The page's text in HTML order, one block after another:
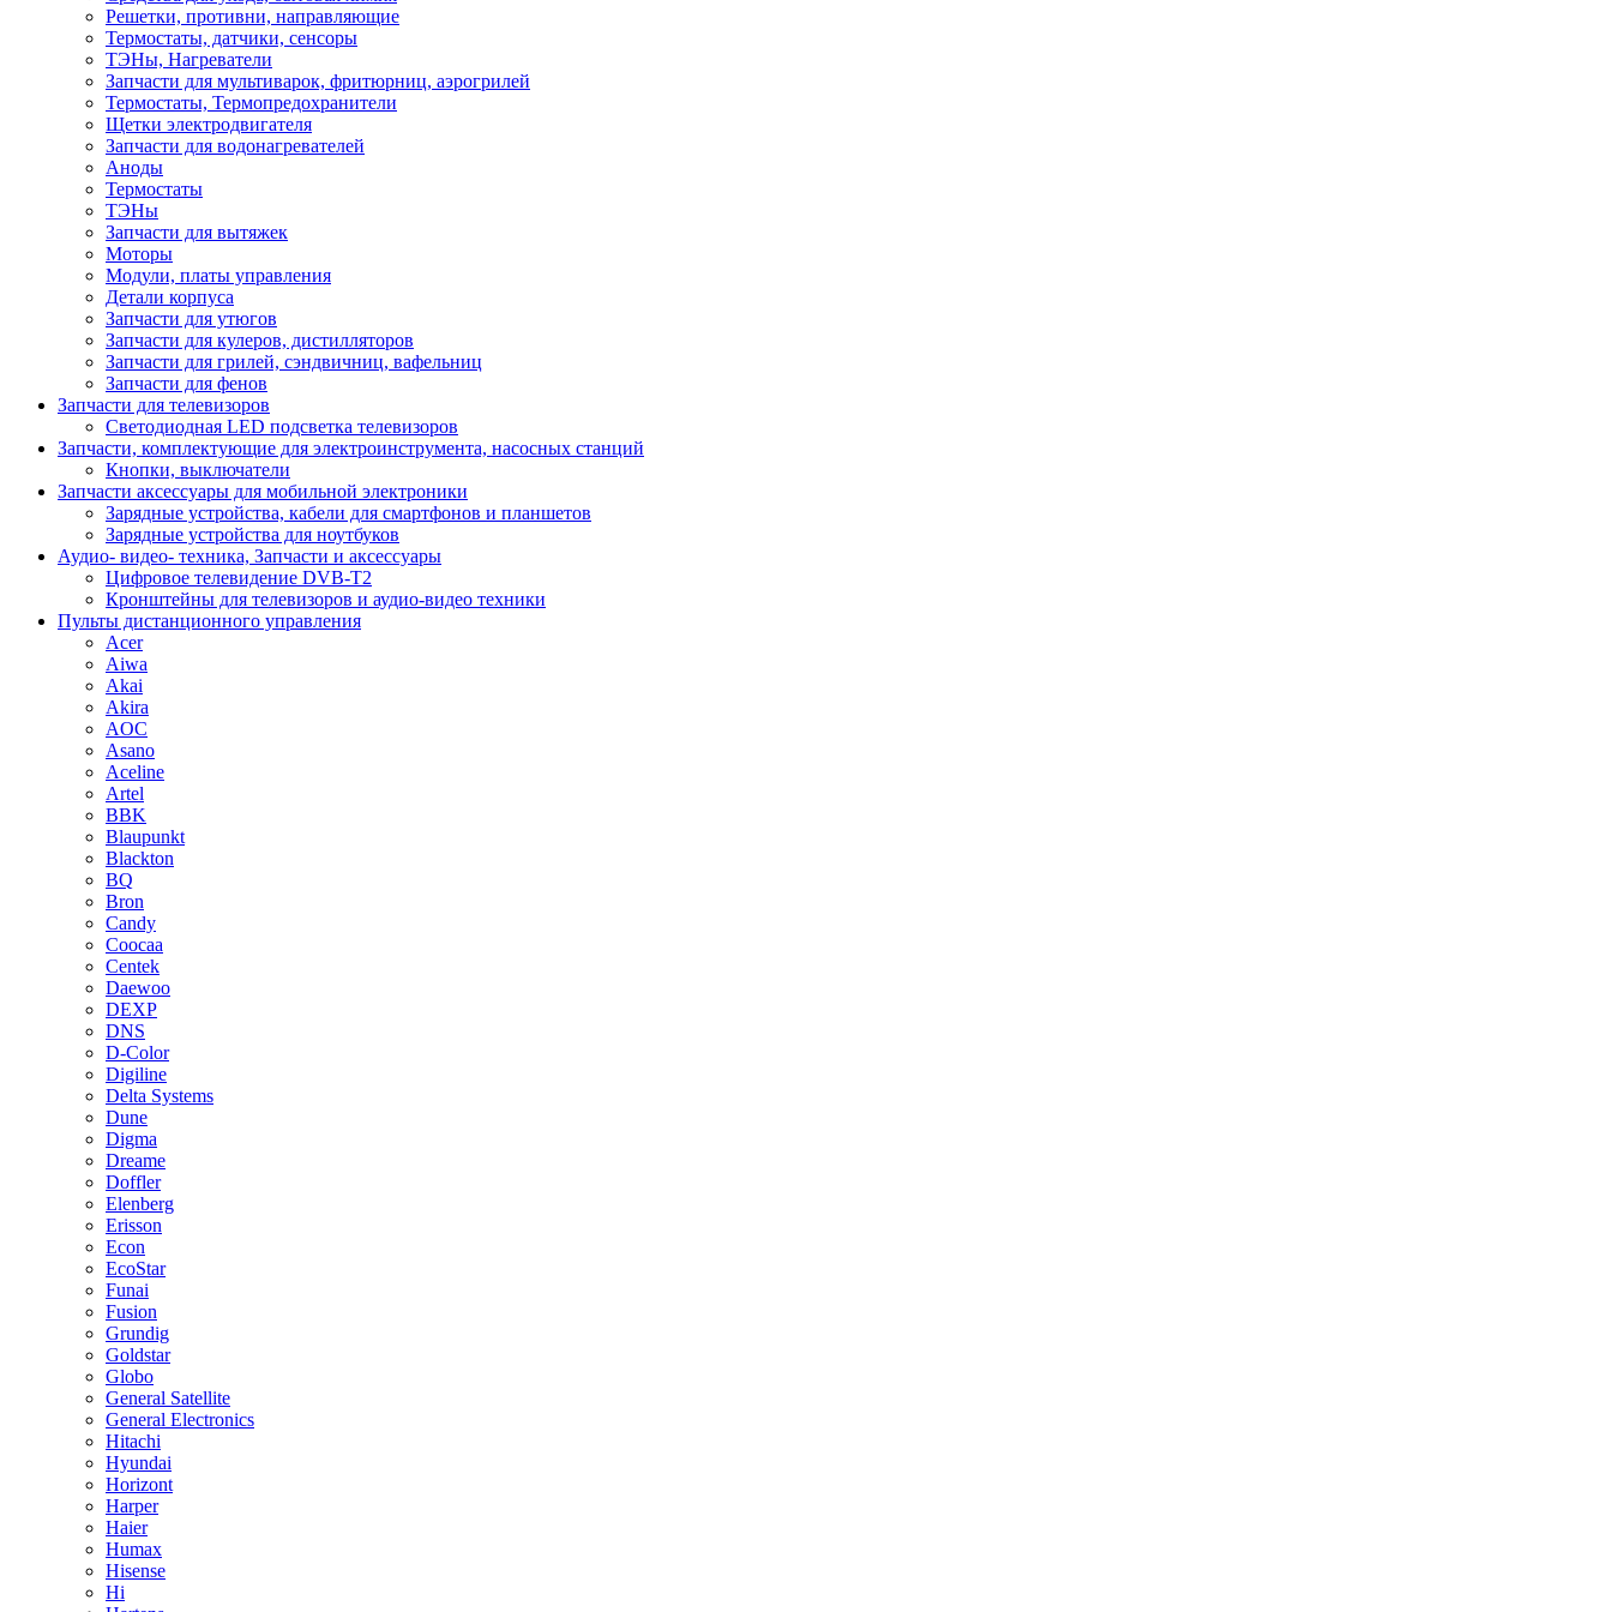
Решетки, противни, направляющие
Термостаты, датчики, сенсоры
ТЭНы, Нагреватели
Запчасти для мультиварок, фритюрниц, аэрогрилей
Термостаты, Термопредохранители
Щетки электродвигателя
Запчасти для водонагревателей
Аноды
Термостаты
ТЭНы
Запчасти для вытяжек
Моторы
Модули, платы управления
Детали корпуса
Запчасти для утюгов
Запчасти для кулеров, дистилляторов
Запчасти для грилей, сэндвичниц, вафельниц
Запчасти для фенов
Запчасти для телевизоров
Светодиодная LED подсветка телевизоров
Запчасти, комплектующие для электроинструмента, насосных станций
Кнопки, выключатели
Запчасти аксессуары для мобильной электроники
Зарядные устройства, кабели для смартфонов и планшетов
Зарядные устройства для ноутбуков
Аудио- видео- техника, Запчасти и аксессуары
Цифровое телевидение DVB-T2
Кронштейны для телевизоров и аудио-видео техники
Пульты дистанционного управления
Acer
Aiwa
Akai
Akira
AOC
Asano
Aceline
Artel
BBK
Blaupunkt
Blackton
BQ
Bron
Candy
Coocaa
Centek
Daewoo
DEXP
DNS
D-Color
Digiline
Delta Systems
Dune
Digma
Dreame
Doffler
Elenberg
Erisson
Econ
EcoStar
Funai
Fusion
Grundig
Goldstar
Globo
General Satellite
General Electronics
Hitachi
Hyundai
Horizont
Harper
Haier
Humax
Hisense
Hi